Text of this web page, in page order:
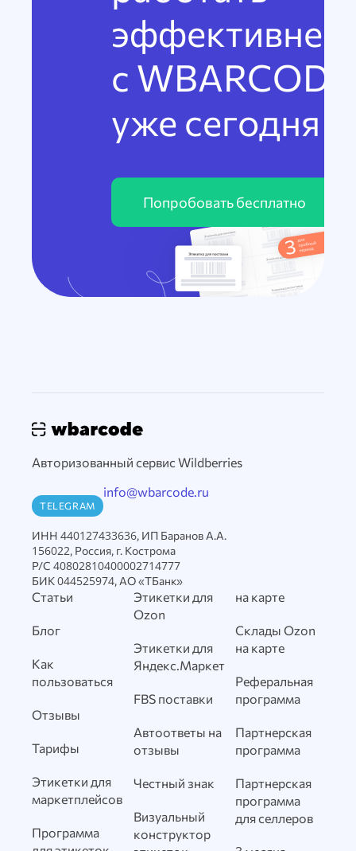
эффективнее
с WBARCODE
уже сегодня
Попробовать бесплатно
Авторизованный сервис Wildberries
TELEGRAM
info@wbarcode.ru
ИНН 440127433636, ИП Баранов А.А.
156022, Россия, г. Кострома
Р/С 40802810400002714777
БИК 044525974, АО «ТБанк»
Статьи
Блог
Как
пользоваться
Отзывы
Тарифы
Этикетки для
маркетплейсов
Программа
Этикетки для
Ozon
Этикетки для
Яндекс.Маркет
FBS поставки
Автоответы на
отзывы
Честный знак
Визуальный
конструктор
на карте
Склады Ozon
на карте
Реферальная
программа
Партнерская
программа
Партнерская
программа
для селлеров